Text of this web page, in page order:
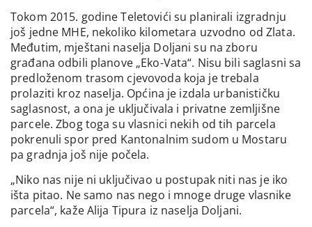
Tokom 2015. godine Teletovići su planirali izgradnju
još jedne MHE, nekoliko kilometara uzvodno od Zlata.
Međutim, mještani naselja Doljani su na zboru
građana odbili planove „Eko-Vata“. Nisu bili saglasni sa
predloženom trasom cjevovoda koja je trebala
prolaziti kroz naselja. Općina je izdala urbanističku
saglasnost, a ona je uključivala i privatne zemljišne
parcele. Zbog toga su vlasnici nekih od tih parcela
pokrenuli spor pred Kantonalnim sudom u Mostaru
pa gradnja još nije počela.
„Niko nas nije ni uključivao u postupak niti nas je iko
išta pitao. Ne samo nas nego i mnoge druge vlasnike
parcela“, kaže Alija Tipura iz naselja Doljani.